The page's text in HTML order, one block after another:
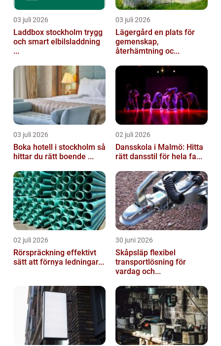
03 juli 2026
Laddbox stockholm trygg
och smart elbilsladdning
...
03 juli 2026
Lägergård en plats för
gemenskap,
återhämtning oc...
03 juli 2026
Boka hotell i stockholm så
hittar du rätt boende ...
02 juli 2026
Dansskola i Malmö: Hitta
rätt dansstil för hela fa...
02 juli 2026
Rörspräckning effektivt
sätt att förnya ledningar...
30 juni 2026
Skåpsläp flexibel
transportlösning för
vardag och...